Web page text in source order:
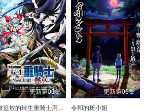
更新第06集 更新第06集
令和的斑小姐